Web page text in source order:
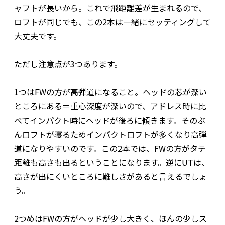
ャフトが長いから。これで飛距離差が生まれるので、
ロフトが同じでも、この2本は一緒にセッティングして
大丈夫です。
ただし注意点が3つあります。
1つはFWの方が高弾道になること。ヘッドの芯が深い
ところにある＝重心深度が深いので、アドレス時に比
べてインパクト時にヘッドが後ろに傾きます。そのぶ
んロフトが寝るためインパクトロフトが多くなり高弾
道になりやすいのです。この2本では、FWの方がタテ
距離も高さも出るということになります。逆にUTは、
高さが出にくいところに難しさがあると言えるでしょ
う。
2つめはFWの方がヘッドが少し大きく、ほんの少しス